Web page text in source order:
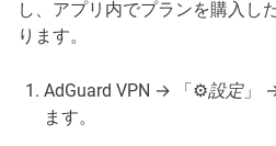
し、アプリ内でプランを購入し
ります。
AdGuard VPN → 「⚙️設定」
ます。